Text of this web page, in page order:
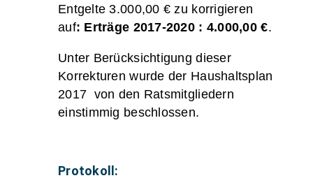
Entgelte 3.000,00 € zu korrigieren
auf: Erträge 2017-2020 : 4.000,00 €.
Unter Berücksichtigung dieser
Korrekturen wurde der Haushaltsplan
2017 von den Ratsmitgliedern
einstimmig beschlossen.
Protokoll: